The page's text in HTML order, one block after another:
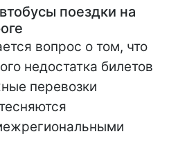
поездки на
вопрос о том, что
недостатка билетов
перевозки